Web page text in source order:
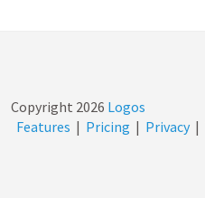
Copyright 2026 Logos
Features | Pricing | Privacy |